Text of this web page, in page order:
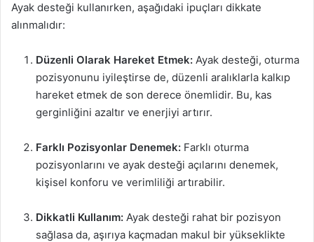
Ayak desteği kullanırken, aşağıdaki ipuçları dikkate
alınmalıdır:
Düzenli Olarak Hareket Etmek: Ayak desteği, oturma
pozisyonunu iyileştirse de, düzenli aralıklarla kalkıp
hareket etmek de son derece önemlidir. Bu, kas
gerginliğini azaltır ve enerjiyi artırır.
Farklı Pozisyonlar Denemek: Farklı oturma
pozisyonlarını ve ayak desteği açılarını denemek,
kişisel konforu ve verimliliği artırabilir.
Dikkatli Kullanım: Ayak desteği rahat bir pozisyon
sağlasa da, aşırıya kaçmadan makul bir yükseklikte